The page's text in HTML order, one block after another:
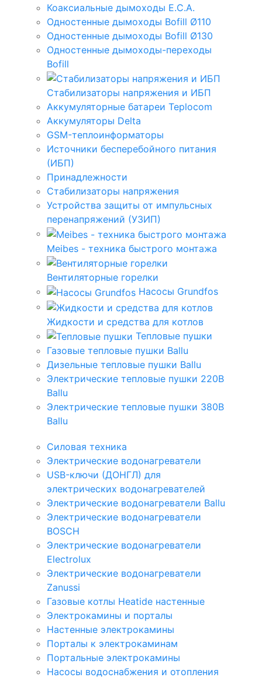
Коаксиальные дымоходы E.C.A.
Одностенные дымоходы Bofill Ø110
Одностенные дымоходы Bofill Ø130
Одностенные дымоходы-переходы
Bofill
Стабилизаторы напряжения и ИБП
Аккумуляторные батареи Teplocom
Аккумуляторы Delta
GSM-теплоинформаторы
Источники бесперебойного питания
(ИБП)
Принадлежности
Стабилизаторы напряжения
Устройства защиты от импульсных
перенапряжений (УЗИП)
Meibes - техника быстрого монтажа
Вентиляторные горелки
Насосы Grundfos
Жидкости и средства для котлов
Тепловые пушки
Газовые тепловые пушки Ballu
Дизельные тепловые пушки Ballu
Электрические тепловые пушки 220В
Ballu
Электрические тепловые пушки 380В
Ballu
Силовая техника
Электрические водонагреватели
USB-ключи (ДОНГЛ) для
электрических водонагревателей
Электрические водонагреватели Ballu
Электрические водонагреватели
BOSCH
Электрические водонагреватели
Electrolux
Электрические водонагреватели
Zanussi
Газовые котлы Heatide настенные
Электрокамины и порталы
Настенные электрокамины
Порталы к электрокаминам
Портальные электрокамины
Насосы водоснабжения и отопления